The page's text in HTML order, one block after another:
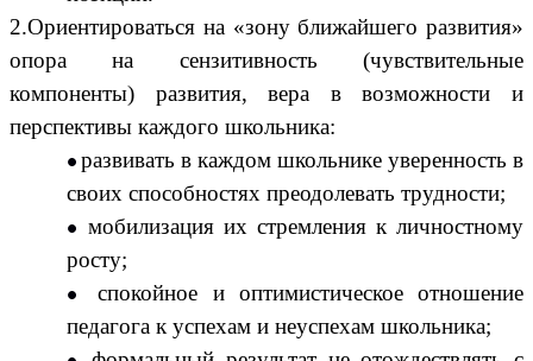
2.Ориентироваться на «зону ближайшего развития»
опора на сензитивность (чувствительные
компоненты) развития, вера в возможности и
перспективы каждого школьника:
развивать в каждом школьнике уверенность в
своих способностях преодолевать трудности;
мобилизация их стремления к личностному
росту;
спокойное и оптимистическое отношение
педагога к успехам и неуспехам школьника;